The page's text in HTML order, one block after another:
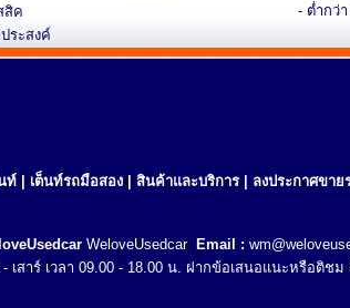
สิค
ระสงค์
- ต่ำกว่
ท์ เต็นท์รถมือสอง สินค้าและบริการ ลงประกาศขา
WeloveUsedcar Email :
เสาร์ เวลา 09.00 - 18.00 น. ฝากข้อเสนอแนะหรือติช